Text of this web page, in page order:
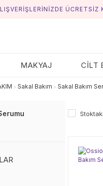
ÜCRETSİZ
MAKYAJ CİLT
Sakal Bakım Sakal Bakım